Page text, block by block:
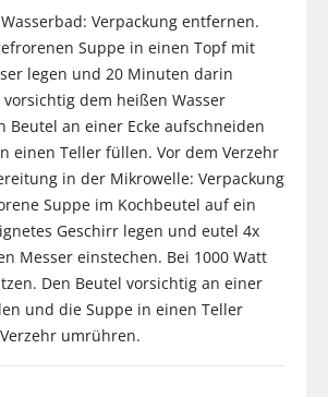
Verpackung entfernen.
Suppe in einen Topf mit
legen und 20 Minuten darin
dem heißen Wasser
Beutel an einer Ecke aufschneiden
einen Teller füllen. Vor dem Verzehr
in der Mikrowelle: Verpackung
Suppe im Kochbeutel auf ein
Geschirr legen und eutel 4x
Messer einstechen. Bei 1000 Watt
Den Beutel vorsichtig an einer
und die Suppe in einen Teller
umrühren.